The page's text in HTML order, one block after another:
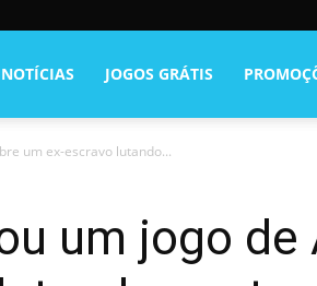
NOTÍCIAS JOGOS GRÁTIS
um ex-escravo lutando...
um jogo de